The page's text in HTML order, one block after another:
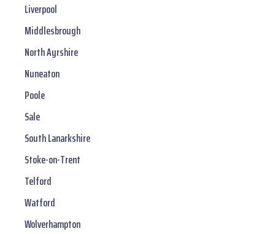
Liverpool
Middlesbrough
North Ayrshire
Nuneaton
Poole
Sale
South Lanarkshire
Stoke-on-Trent
Telford
Watford
Wolverhampton